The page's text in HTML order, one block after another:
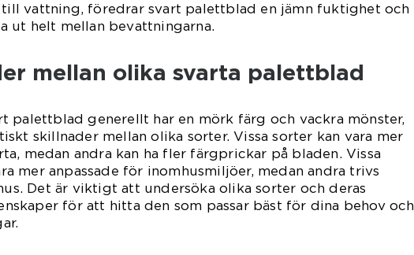
vattning, föredrar svart palettblad en jämn fuktighet och
ut helt mellan bevattningarna.
mellan olika svarta palettblad
palettblad generellt har en mörk färg och vackra mönster,
skillnader mellan olika sorter. Vissa sorter kan vara mer
medan andra kan ha fler färgprickar på bladen. Vissa
mer anpassade för inomhusmiljöer, medan andra trivs
Det är viktigt att undersöka olika sorter och deras
för att hitta den som passar bäst för dina behov och